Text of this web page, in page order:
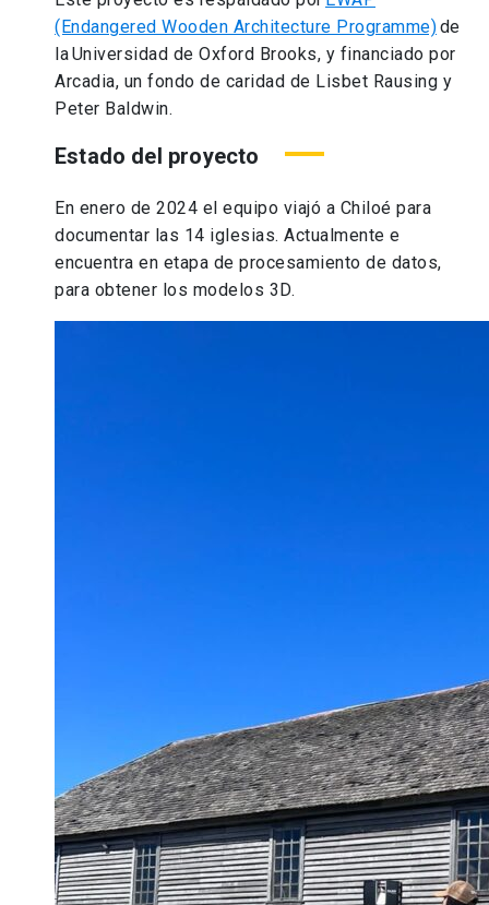
(Endangered Wooden Architecture Programme)de
la Universidad de Oxford Brooks, y financiado por
Arcadia, un fondo de caridad de Lisbet Rausing y
Peter Baldwin.
Estado del proyecto
En enero de 2024 el equipo viajó a Chiloé para
documentar las 14 iglesias. Actualmente e
encuentra en etapa de procesamiento de datos,
para obtener los modelos 3D.